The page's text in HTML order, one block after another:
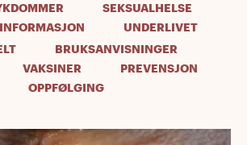
SEKSUALHELSE
INFORMASJON
UNDERLIVET
BRUKSANVISNINGER
VAKSINER
PREVENSJON
OPPFØLGING